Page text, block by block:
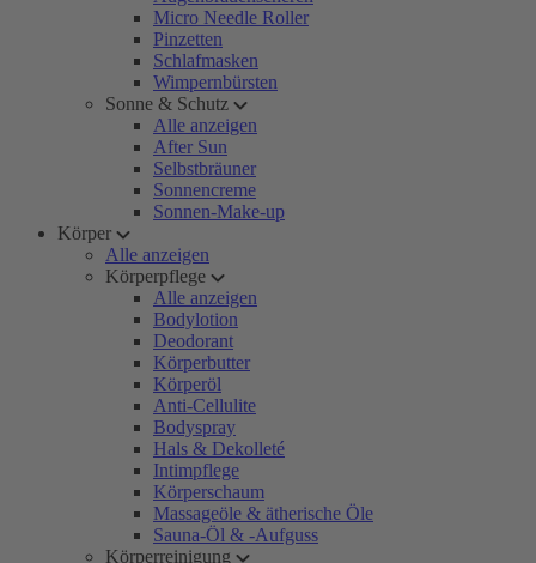
Micro Needle Roller
Pinzetten
Schlafmasken
Wimpernbürsten
Sonne & Schutz
Alle anzeigen
After Sun
Selbstbräuner
Sonnencreme
Sonnen-Make-up
Körper
Alle anzeigen
Körperpflege
Alle anzeigen
Bodylotion
Deodorant
Körperbutter
Körperöl
Anti-Cellulite
Bodyspray
Hals & Dekolleté
Intimpflege
Körperschaum
Massageöle & ätherische Öle
Sauna-Öl & -Aufguss
Körperreinigung